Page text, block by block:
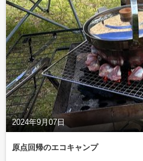
2024年9月07日
原点回帰のエコキャンプ